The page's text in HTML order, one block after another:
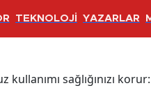
TEKNOLOJİ YAZARLAR
kullanımı sağlığınızı